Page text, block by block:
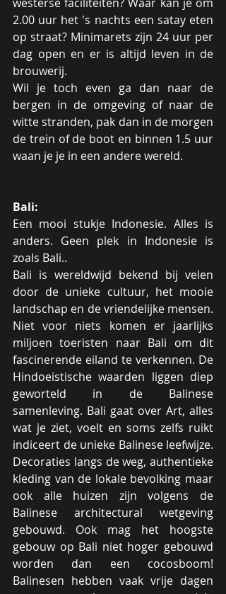
2.00 uur het 's nachts een satay eten
op straat? Minimarets zijn 24 uur per
dag open en er is altijd leven in de
brouwerij.
Wil je toch even ga dan naar de
bergen in de omgeving of naar de
witte stranden, pak dan in de morgen
de trein of de boot en binnen 1.5 uur
waan je je in een andere wereld.
Bali:
Een mooi stukje Indonesie. Alles is
anders. Geen plek in Indonesie is
zoals Bali..
Bali is wereldwijd bekend bij velen
door de unieke cultuur, het mooie
landschap en de vriendelijke mensen.
Niet voor niets komen er jaarlijks
miljoen toeristen naar Bali om dit
fascinerende eiland te verkennen. De
Hindoeistische waarden liggen diep
geworteld in de Balinese
samenleving. Bali gaat over Art, alles
wat je ziet, voelt en soms zelfs ruikt
indiceert de unieke Balinese leefwijze.
Decoraties langs de weg, authentieke
kleding van de lokale bevolking maar
ook alle huizen zijn volgens de
Balinese architectural wetgeving
gebouwd. Ook mag het hoogste
gebouw op Bali niet hoger gebouwd
worden dan een cocosboom!
Balinesen hebben vaak vrije dagen